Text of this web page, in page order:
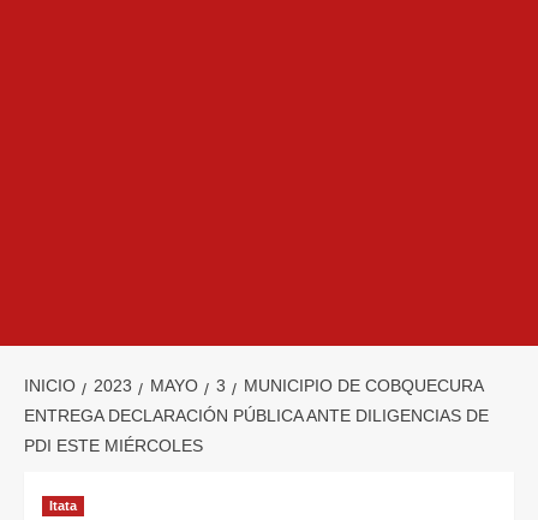
INICIO 2023 MAYO 3
MUNICIPIO DE COBQUECURA
ENTREGA DECLARACIÓN PÚBLICA ANTE DILIGENCIAS DE
PDI ESTE MIÉRCOLES
Itata